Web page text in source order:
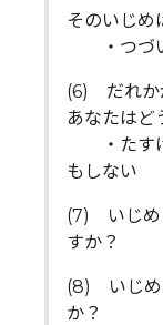
そのいじめ
・つづ
(6) だれか
あなたはど
・たす
もしない
(7) いじめ
すか？
(8) いじめ
か？